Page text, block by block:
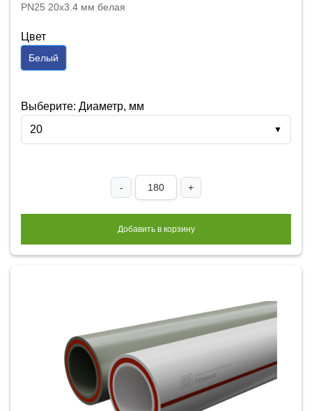
PN25 20x3.4 мм белая
Цвет
Белый
Выберите: Диаметр, мм
20
▼
- +
Добавить в корзину